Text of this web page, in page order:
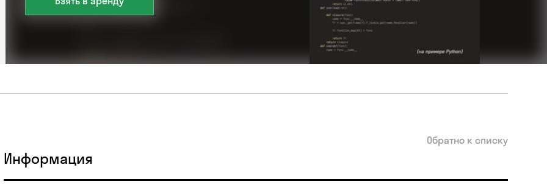
Обратно к списку
Информация